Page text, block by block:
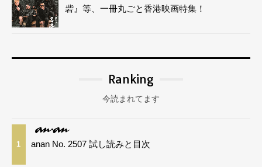
砦』等、一冊丸ごと香港映画特集！
Ranking
今読まれてます
1 anan No. 2507 試し読みと目次